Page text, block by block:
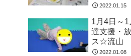
2022.01.15
1月4日～
達支援・
ス☆流山
2022.01.08